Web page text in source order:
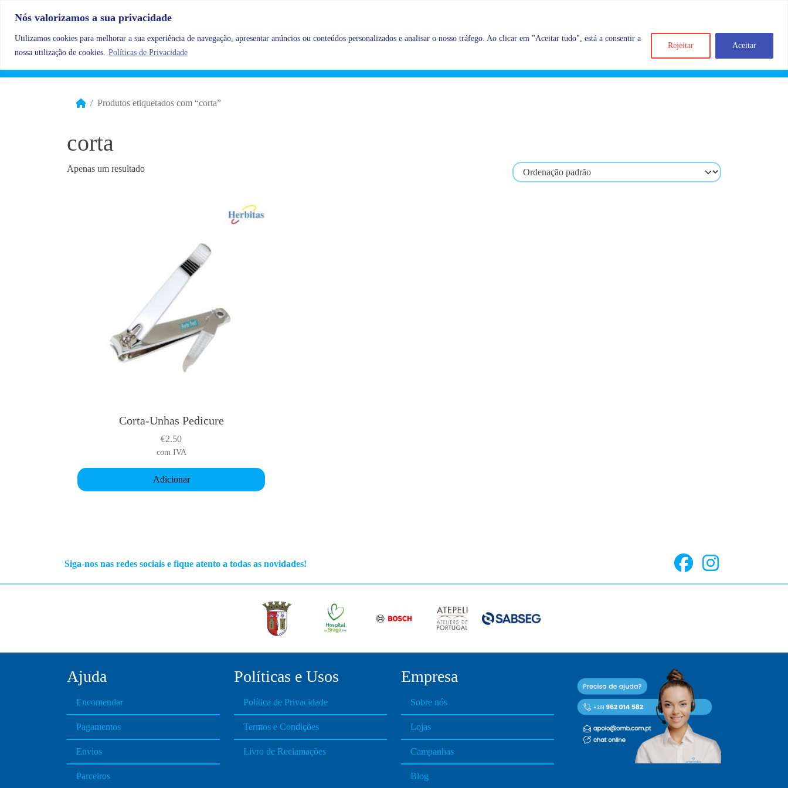
Nós valorizamos a sua privacidade
Utilizamos cookies para melhorar a sua experiência de navegação, apresentar anúncios ou conteúdos personalizados e analisar o nosso tráfego. Ao clicar em "Aceitar tudo", está a consentir a
nossa utilização de cookies. Políticas de Privacidade
Rejeitar Aceitar
Search Account
Produtos etiquetados com “corta”
corta
Apenas um resultado
Corta-Unhas Pedicure
€2.50
com IVA
Adicionar
Siga-nos nas redes sociais e fique atento a todas as novidades!
Ajuda
Encomendar
Pagamentos
Envios
Parceiros
Políticas e Usos
Política de Privacidade
Termos e Condições
Livro de Reclamações
Empresa
Sobre nós
Lojas
Campanhas
Blog